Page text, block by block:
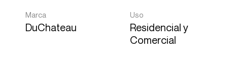
Marca
DuChateau
Uso
Residencial y
Comercial